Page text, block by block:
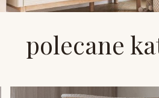
polecane